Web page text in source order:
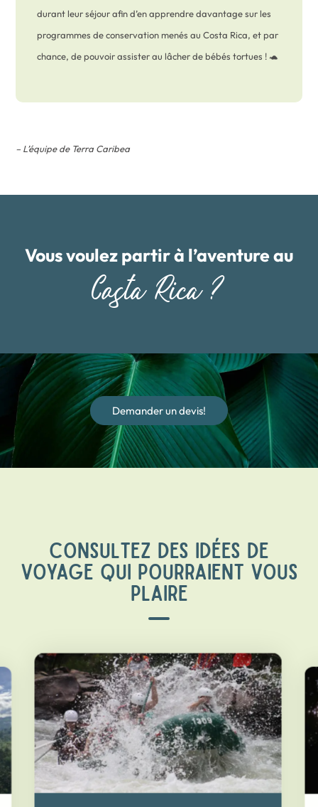
durant leur séjour afin d’en apprendre davantage sur les
programmes de conservation menés au Costa Rica, et par
chance, de pouvoir assister au lâcher de bébés tortues ! 🐢
– L’équipe de Terra Caribea
Vous voulez partir à l’aventure au
Costa Rica ?
Demander un devis!
CONSULTEZ DES IDÉES DE
VOYAGE QUI POURRAIENT VOUS
PLAIRE